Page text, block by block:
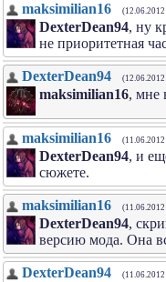
maksimilian16
DexterDean94, ну
не приоритетная
DexterDean94
maksimilian16, мне
maksimilian16
DexterDean94, и
сюжете.
maksimilian16
DexterDean94,
версию мода. Она
DexterDean94